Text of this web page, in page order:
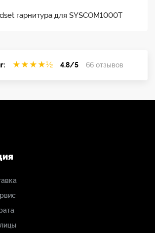
гарнитура для SYSCOM1000T
★ ★ ★ ★½ 4.8/5 66 отзывов